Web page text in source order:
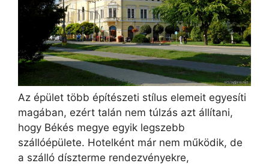
Az épület több építészeti stílus elemeit egyesíti
magában, ezért talán nem túlzás azt állítani,
hogy Békés megye egyik legszebb
szállóépülete. Hotelként már nem működik, de
a szálló díszterme rendezvényekre,